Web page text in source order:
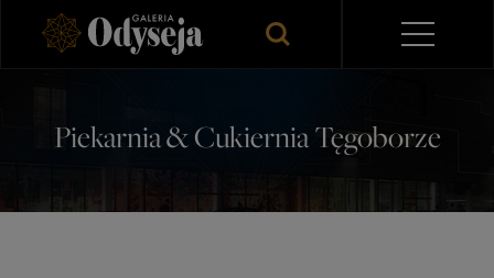
Piekarnia & Cukiernia Tęgoborze